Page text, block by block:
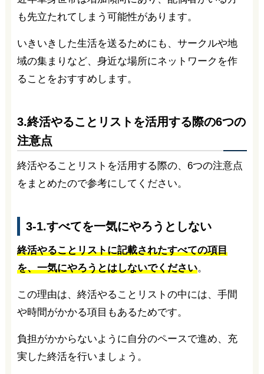
も先立たれてしまう可能性があります。
いきいきした生活を送るためにも、サークルや地
域の集まりなど、身近な場所にネットワークを作
ることをおすすめします。
3.終活やることリストを活用する際の6つの
注意点
終活やることリストを活用する際の、6つの注意点
をまとめたので参考にしてください。
3-1.すべてを一気にやろうとしない
終活やることリストに記載されたすべての項目
を、一気にやろうとはしないでください。
この理由は、終活やることリストの中には、手間
や時間がかかる項目もあるためです。
負担がかからないように自分のペースで進め、充
実した終活を行いましょう。